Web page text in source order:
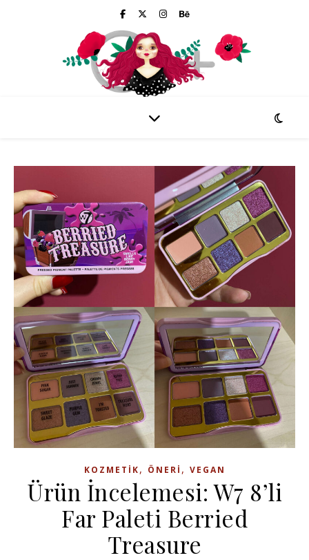
KOZMETIK, ÖNERI , VEGAN
Ürün İncelemesi: W7 8’li
Far Paleti Berried
Treasure